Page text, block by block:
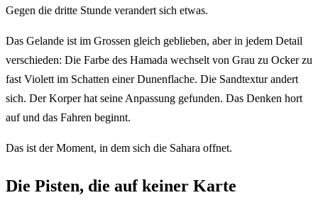
Gegen die dritte Stunde verandert sich etwas.
Das Gelande ist im Grossen gleich geblieben, aber in jedem Detail
verschieden: Die Farbe des Hamada wechselt von Grau zu Ocker zu
fast Violett im Schatten einer Dunenflache. Die Sandtextur andert
sich. Der Korper hat seine Anpassung gefunden. Das Denken hort
auf und das Fahren beginnt.
Das ist der Moment, in dem sich die Sahara offnet.
Die Pisten, die auf keiner Karte